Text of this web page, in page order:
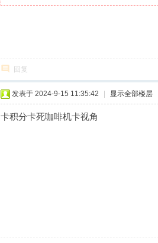
回复
发表于 2024-9-15 11:35:42 显示全部楼层
卡积分卡死咖啡机卡视角